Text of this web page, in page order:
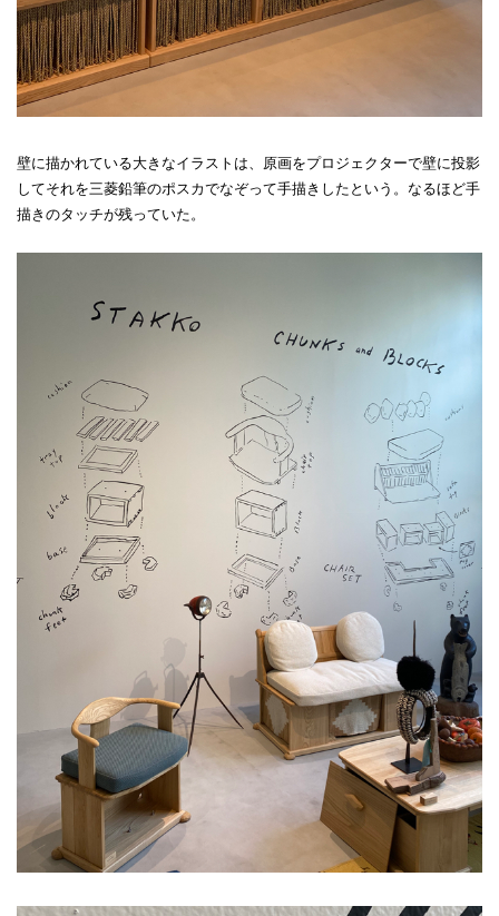
壁に描かれている大きなイラストは、原画をプロジェクターで壁に投影
してそれを三菱鉛筆のポスカでなぞって手描きしたという。なるほど手
描きのタッチが残っていた。